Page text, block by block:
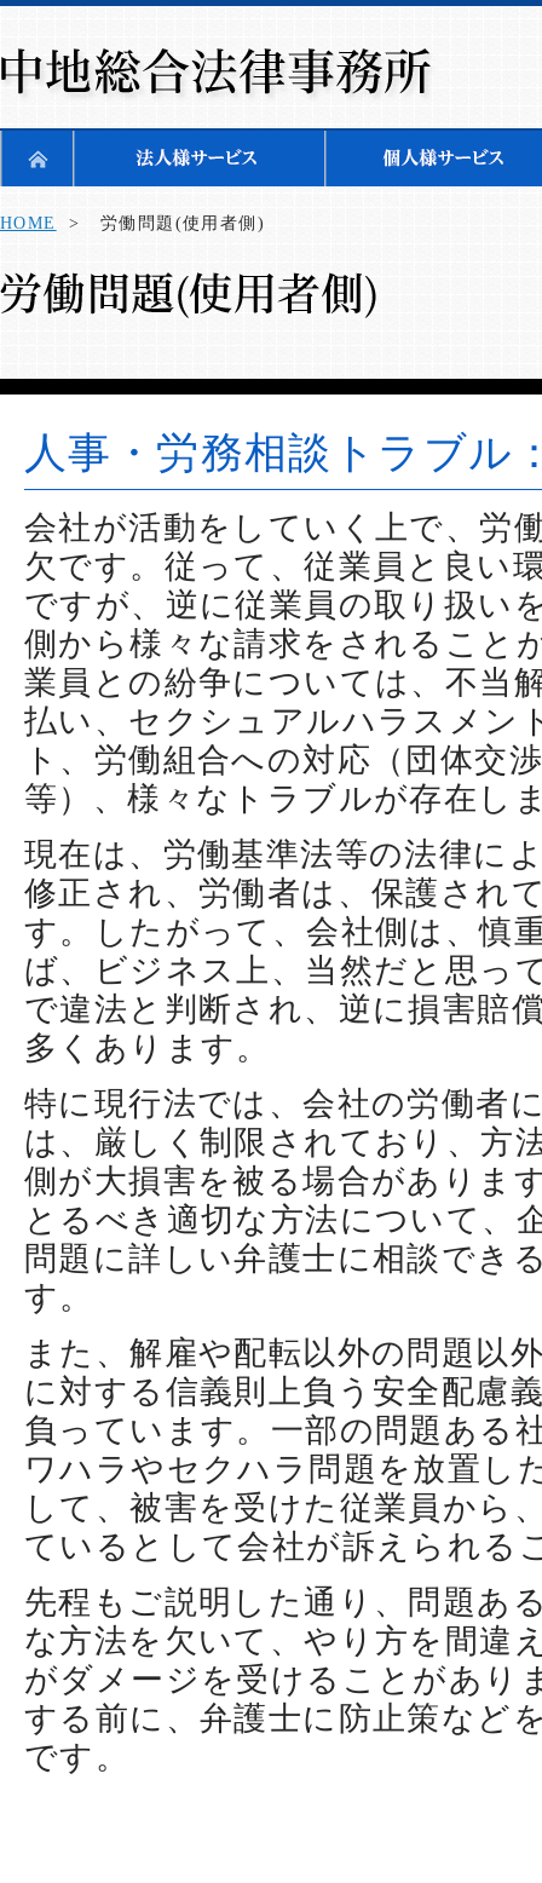
HOME > 労働問題(使用者側)
人事・労務相談トラブル
会社が活動をしていく上で、労
欠です。従って、従業員と良い
ですが、逆に従業員の取り扱い
側から様々な請求をされること
業員との紛争については、不当
払い、セクシュアルハラスメン
ト、労働組合への対応（団体交
等）、様々なトラブルが存在し
現在は、労働基準法等の法律に
修正され、労働者は、保護され
す。したがって、会社側は、慎
ば、ビジネス上、当然だと思っ
で違法と判断され、逆に損害賠
多くあります。
特に現行法では、会社の労働者
は、厳しく制限されており、方
側が大損害を被る場合がありま
とるべき適切な方法について、
問題に詳しい弁護士に相談でき
す。
また、解雇や配転以外の問題以
に対する信義則上負う安全配慮
負っています。一部の問題ある
ワハラやセクハラ問題を放置し
して、被害を受けた従業員から
ているとして会社が訴えられる
先程もご説明した通り、問題あ
な方法を欠いて、やり方を間違
がダメージを受けることがあり
する前に、弁護士に防止策など
です。